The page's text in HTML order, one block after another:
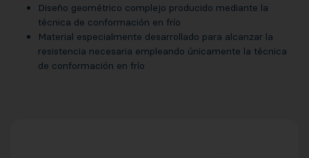
Diseño geométrico complejo producido mediante la
técnica de conformación en frío
Material especialmente desarrollado para alcanzar la
resistencia necesaria empleando únicamente la técnica
de conformación en frío